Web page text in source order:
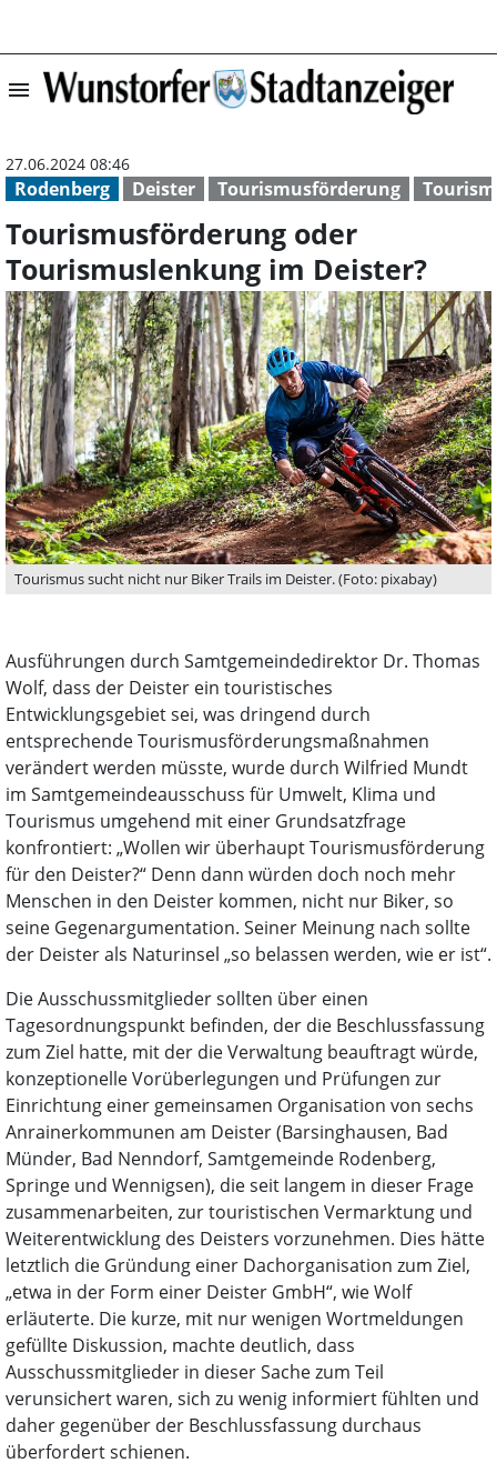
menu
Rodenberg Deister Tourismusförderung
27.06.2024 08:46
Tourismusförderung oder
Tourismuslenkung im Deister?
Tourismus sucht nicht nur Biker Trails im Deister. (Foto: pixabay)
Ausführungen durch Samtgemeindedirektor Dr. Thomas
Wolf, dass der Deister ein touristisches
Entwicklungsgebiet sei, was dringend durch
entsprechende Tourismusförderungsmaßnahmen
verändert werden müsste, wurde durch Wilfried Mundt
im Samtgemeindeausschuss für Umwelt, Klima und
Tourismus umgehend mit einer Grundsatzfrage
konfrontiert: „Wollen wir überhaupt Tourismusförderung
für den Deister?“ Denn dann würden doch noch mehr
Menschen in den Deister kommen, nicht nur Biker, so
seine Gegenargumentation. Seiner Meinung nach sollte
der Deister als Naturinsel „so belassen werden, wie er ist“.
Die Ausschussmitglieder sollten über einen
Tagesordnungspunkt befinden, der die Beschlussfassung
zum Ziel hatte, mit der die Verwaltung beauftragt würde,
konzeptionelle Vorüberlegungen und Prüfungen zur
Einrichtung einer gemeinsamen Organisation von sechs
Anrainerkommunen am Deister (Barsinghausen, Bad
Münder, Bad Nenndorf, Samtgemeinde Rodenberg,
Springe und Wennigsen), die seit langem in dieser Frage
zusammenarbeiten, zur touristischen Vermarktung und
Weiterentwicklung des Deisters vorzunehmen. Dies hätte
letztlich die Gründung einer Dachorganisation zum Ziel,
„etwa in der Form einer Deister GmbH“, wie Wolf
erläuterte. Die kurze, mit nur wenigen Wortmeldungen
gefüllte Diskussion, machte deutlich, dass
Ausschussmitglieder in dieser Sache zum Teil
verunsichert waren, sich zu wenig informiert fühlten und
daher gegenüber der Beschlussfassung durchaus
überfordert schienen.